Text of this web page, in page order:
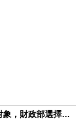
國票成為民進黨掏空對象，財政部選擇性失憶